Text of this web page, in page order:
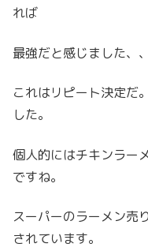
れば
最強だと感じました、
これはリピート決定だ
した。
個人的にはチキンラー
ですね。
スーパーのラーメン売
されています。